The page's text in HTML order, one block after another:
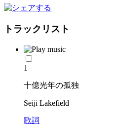
トラックリスト
1
十億光年の孤独
Seiji Lakefield
歌詞